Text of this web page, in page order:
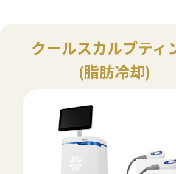
クールスカルプティ
(脂肪冷却)